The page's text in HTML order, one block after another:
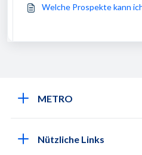
Welche Prospekte kann